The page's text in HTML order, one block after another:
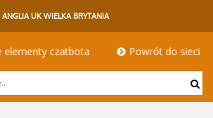
ANGLIA UK WIELKA BRYTANIA
Powrót do sieci - kierowcy hgv w innym